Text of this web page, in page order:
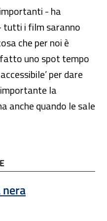
- ha
tutti i film saranno
che per noi è
uno spot tempo
per dare
la
anche quando le sale
nuova finestra